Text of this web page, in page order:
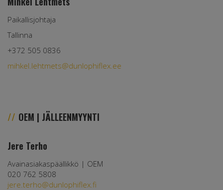
Paikallisjohtaja
Tallinna
+372 505 0836
mihkel.lehtmets@dunlophiflex.ee
OEM | JÄLLEENMYYNTI
Jere Terho
Avainasiakaspäällikkö | OEM
020 762 5808
jere.terho@dunlophiflex.fi